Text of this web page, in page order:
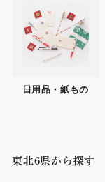
日用品・紙もの
東北6県から探す